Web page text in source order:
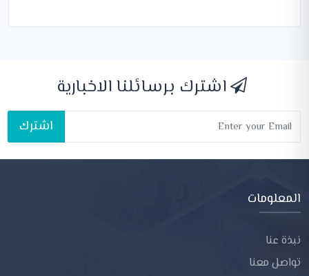
اشترك برسائلنا الاخبارية
اشترك
المعلومات
نبذة عنا
تواصل معنا